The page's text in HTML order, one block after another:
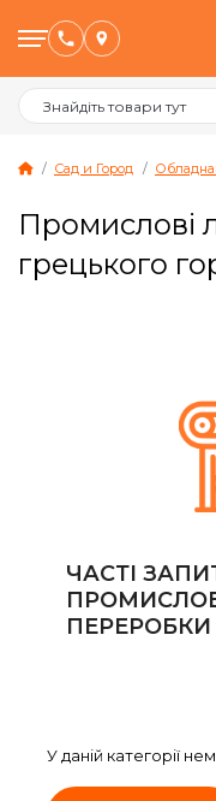
Сад и
Сад и Город
Промислові
грецького
ЧАСТІ
ПЕРЕРОБКИ
У даній категорії